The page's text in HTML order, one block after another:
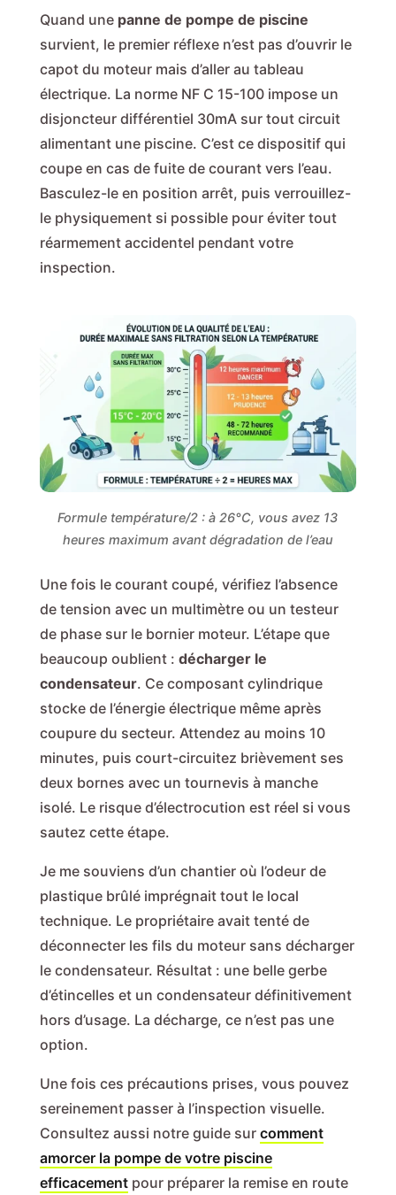
Quand une panne de pompe de piscine
survient, le premier réflexe n’est pas d’ouvrir le
capot du moteur mais d’aller au tableau
électrique. La norme NF C 15-100 impose un
disjoncteur différentiel 30mA sur tout circuit
alimentant une piscine. C’est ce dispositif qui
coupe en cas de fuite de courant vers l’eau.
Basculez-le en position arrêt, puis verrouillez-
le physiquement si possible pour éviter tout
réarmement accidentel pendant votre
inspection.
Formule température/2 : à 26°C, vous avez 13
heures maximum avant dégradation de l’eau
Une fois le courant coupé, vérifiez l’absence
de tension avec un multimètre ou un testeur
de phase sur le bornier moteur. L’étape que
beaucoup oublient : décharger le
condensateur. Ce composant cylindrique
stocke de l’énergie électrique même après
coupure du secteur. Attendez au moins 10
minutes, puis court-circuitez brièvement ses
deux bornes avec un tournevis à manche
isolé. Le risque d’électrocution est réel si vous
sautez cette étape.
Je me souviens d’un chantier où l’odeur de
plastique brûlé imprégnait tout le local
technique. Le propriétaire avait tenté de
déconnecter les fils du moteur sans décharger
le condensateur. Résultat : une belle gerbe
d’étincelles et un condensateur définitivement
hors d’usage. La décharge, ce n’est pas une
option.
Une fois ces précautions prises, vous pouvez
sereinement passer à l’inspection visuelle.
Consultez aussi notre guide sur comment
amorcer la pompe de votre piscine
efficacementpour préparer la remise en route